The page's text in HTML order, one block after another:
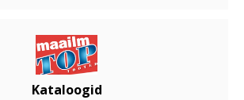
Kataloogid